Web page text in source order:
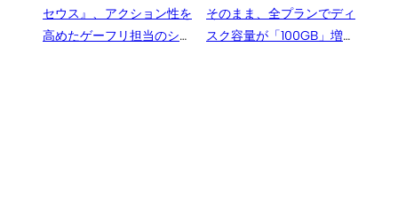
セウス』、アクション性を
高めたゲーフリ担当のシリ
そのまま、全プランでディ
スク容量が「100GB」増量